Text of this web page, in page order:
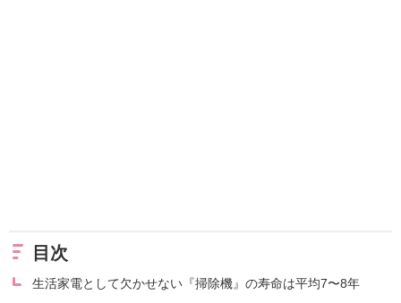
目次
生活家電として欠かせない『掃除機』の寿命は平均7〜8年